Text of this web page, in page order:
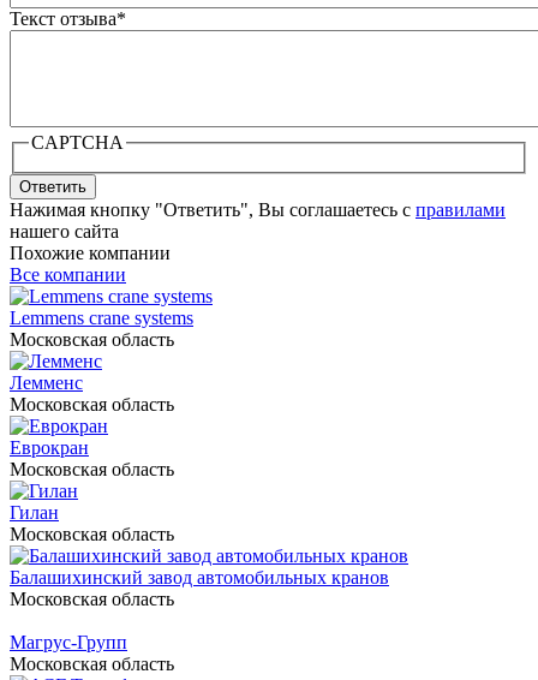
Текст отзыва*
CAPTCHA
Ответить
Нажимая кнопку "Ответить", Вы соглашаетесь с правилами
нашего сайта
Похожие компании
Все компании
Lemmens crane systems
Московская область
Лемменс
Московская область
Еврокран
Московская область
Гилан
Московская область
Балашихинский завод автомобильных кранов
Московская область
Магрус-Групп
Московская область